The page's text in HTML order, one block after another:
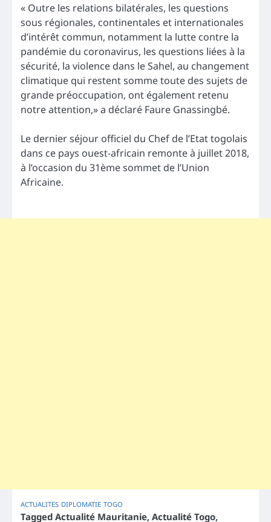
« Outre les relations bilatérales, les questions
sous régionales, continentales et internationales
d’intérêt commun, notamment la lutte contre la
pandémie du coronavirus, les questions liées à la
sécurité, la violence dans le Sahel, au changement
climatique qui restent somme toute des sujets de
grande préoccupation, ont également retenu
notre attention,» a déclaré Faure Gnassingbé.
Le dernier séjour officiel du Chef de l’Etat togolais
dans ce pays ouest-africain remonte à juillet 2018,
à l’occasion du 31ème sommet de l’Union
Africaine.
ACTUALITES DIPLOMATIE TOGO
Tagged Actualité Mauritanie, Actualité Togo,